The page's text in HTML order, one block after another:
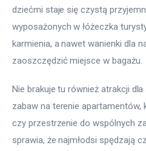
dziećmi staje się czystą
wyposażonych w łóżeczka
karmienia, a nawet wanienki dla
zaoszczędzić miejsce w bagażu.
Nie brakuje tu również atrakcji
zabaw na terenie apartamentów,
czy przestrzenie do wspólnych
sprawia, że najmłodsi spędzają